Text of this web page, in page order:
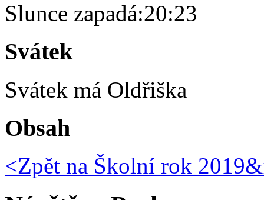
Slunce zapadá:20:23
Svátek
Svátek má Oldřiška
Obsah
<Zpět na Školní rok